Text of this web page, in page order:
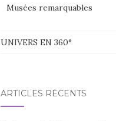
Musées remarquables
UNIVERS EN 360°
ARTICLES RÉCENTS